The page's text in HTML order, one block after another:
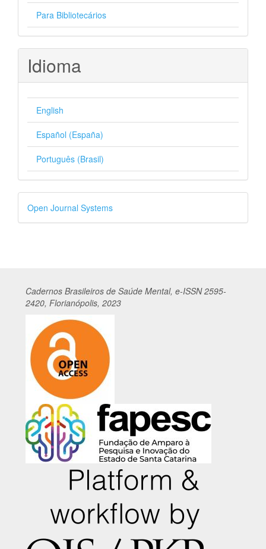
Para Bibliotecários
Idioma
English
Español (España)
Português (Brasil)
Desenvolvido
por
Open Journal Systems
Cadernos Brasileiros de Saúde Mental, e-ISSN 2595-
2420, Florianópolis, 2023